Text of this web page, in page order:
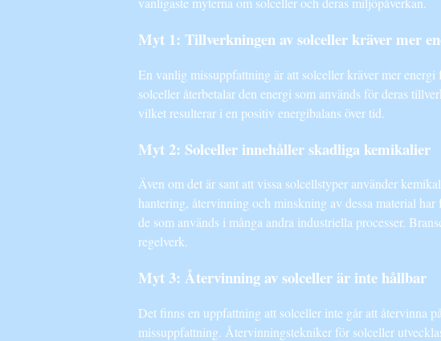
Myt 1: Tillverkningen av solceller kräver mer
En vanlig missuppfattning är att solceller kräver mer
solceller återbetalar den energi som används för deras
vilket resulterar i en positiv energibalans över tid.
Myt 2: Solceller innehåller skadliga kemikalier
Även om det är sant att vissa solcellstyper använder
hantering, återvinning och minskning av dessa material
de som används i många andra industriella processer.
regelverk.
Myt 3: Återvinning av solceller är inte hållbar
Det finns en uppfattning att solceller inte går att återvinna
missuppfattning. Återvinningstekniker för solceller